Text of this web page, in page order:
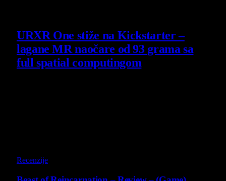
URXR One stiže na Kickstarter –
lagane MR naočare od 93 grama sa
full spatial computingom
Recenzije